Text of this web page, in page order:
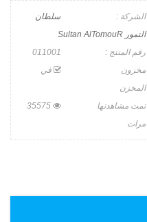
الشركة :
سلطان
التمور Sultan AlTomouR
رقم المنتج :
مخزون
في
المخزن
تمت مشاهدتها
35575
مرات